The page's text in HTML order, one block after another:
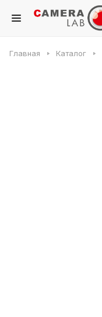
Главная Каталог